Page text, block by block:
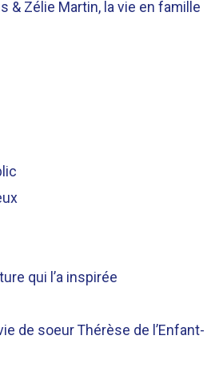
& Zélie Martin, la vie en famille
qui l’a inspirée
de soeur Thérèse de l’Enfant-